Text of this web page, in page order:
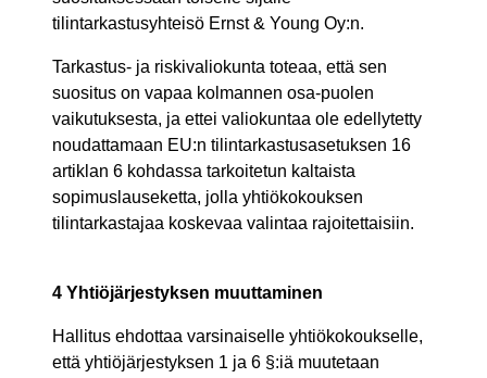
tilintarkastusyhteisö Ernst & Young Oy:n.
Tarkastus- ja riskivaliokunta toteaa, että sen
suositus on vapaa kolmannen osa-puolen
vaikutuksesta, ja ettei valiokuntaa ole edellytetty
noudattamaan EU:n tilintarkastusasetuksen 16
artiklan 6 kohdassa tarkoitetun kaltaista
sopimuslauseketta, jolla yhtiökokouksen
tilintarkastajaa koskevaa valintaa rajoitettaisiin.
4 Yhtiöjärjestyksen muuttaminen
Hallitus ehdottaa varsinaiselle yhtiökokoukselle,
että yhtiöjärjestyksen 1 ja 6 §:iä muutetaan